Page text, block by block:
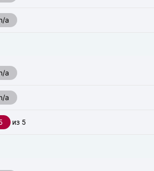
a
a
a
из 5